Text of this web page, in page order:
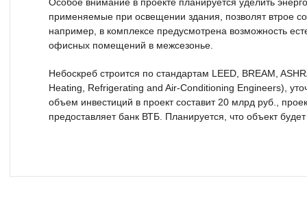
применяемые при освещении здания, позволят втрое
например, в комплексе предусмотрена возможность
офисных помещений в межсезонье.
Небоскреб строится по стандартам LEED, BREAM,
Heating, Refrigerating and Air-Conditioning Engineers),
объем инвестиций в проект составит 20 млрд руб.,
предоставляет банк ВТБ. Планируется, что объект